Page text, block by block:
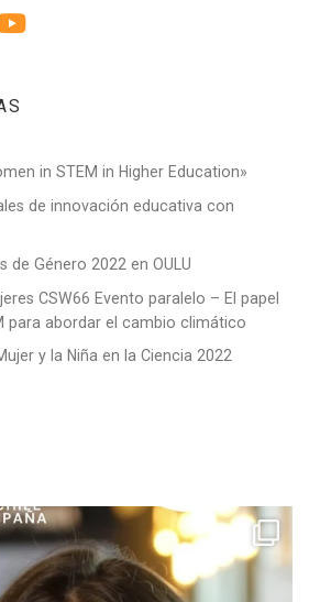
in STEM in Higher Education»
de innovación educativa con
de Género 2022 en OULU
CSW66 Evento paralelo – El papel
para abordar el cambio climático
y la Niña en la Ciencia 2022